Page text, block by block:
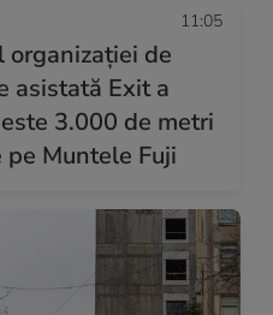
11:05
organizației de
asistată Exit a
3.000 de metri
Muntele Fuji